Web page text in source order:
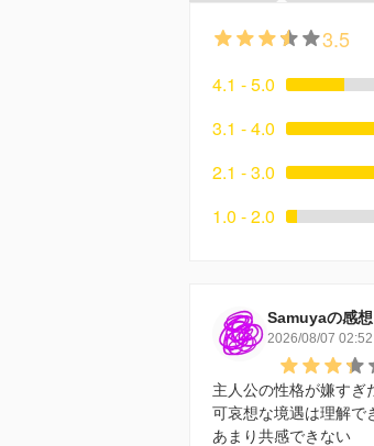
3.5
4.1 - 5.0
3.1 - 4.0
2.1 - 3.0
1.0 - 2.0
Samuyaの感
2026/08/07 02:52
主人公の性格が嫌すぎ
可哀想な境遇は理解で
あまり共感できない